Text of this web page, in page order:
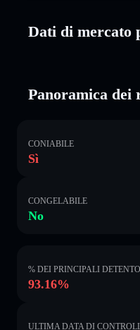
Dati di mercato
Panoramica dei
CONIABILE
Sì
CONGELABILE
No
% DEI PRINCIPALI
93.16%
ULTIMA DATA DI